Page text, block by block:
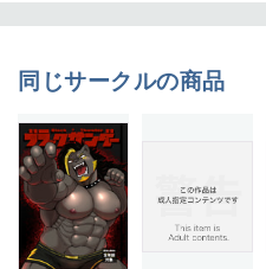
同じサークルの商品